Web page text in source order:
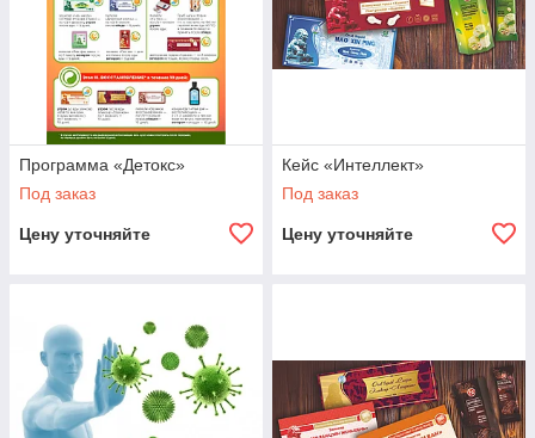
Программа «Детокс»
Под заказ
Цену уточняйте
Кейс «Интеллект»
Под заказ
Цену уточняйте